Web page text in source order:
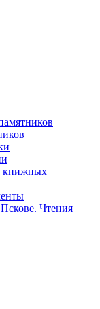
книжных
Чтения